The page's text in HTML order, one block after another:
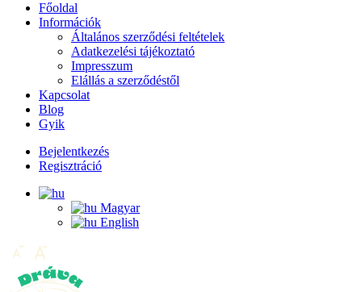
Főoldal
Információk
Általános szerződési feltételek
Adatkezelési tájékoztató
Impresszum
Elállás a szerződéstől
Kapcsolat
Blog
Gyik
Bejelentkezés
Regisztráció
Magyar
English